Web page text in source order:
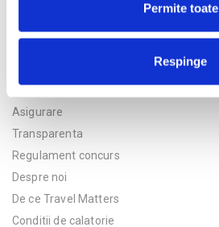
Permite toate
Respinge
Asigurare
Transparenta
Regulament concurs
Despre noi
De ce Travel Matters
Conditii de calatorie